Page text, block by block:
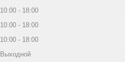
10:00
18:00
10:00
18:00
10:00
18:00
Выходной